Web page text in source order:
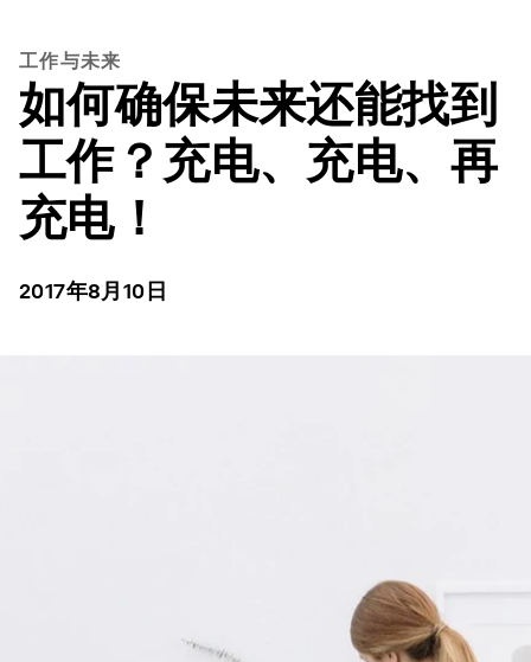
工作与未来
如何确保未来还能找到
工作？充电、充电、再
充电！
2017年8月10日